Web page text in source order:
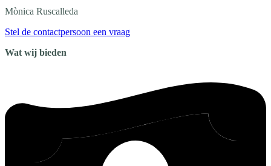
Mònica Ruscalleda
Stel de contactpersoon een vraag
Wat wij bieden